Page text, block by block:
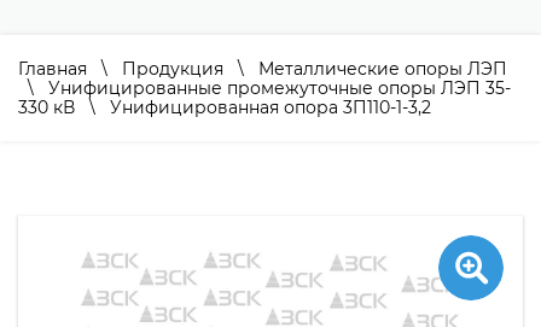
Главная \ Продукция \ Металлические опоры ЛЭП
\ Унифицированные промежуточные опоры ЛЭП 35-
330 кВ \ Унифицированная опора 3П110-1-3,2